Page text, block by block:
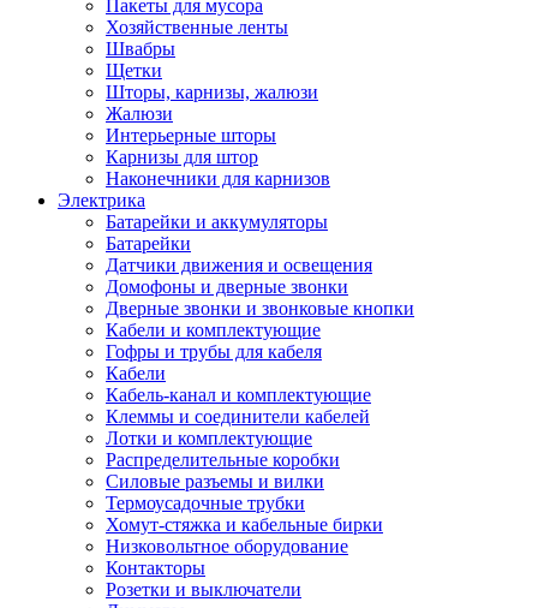
Пакеты для мусора
Хозяйственные ленты
Швабры
Щетки
Шторы, карнизы, жалюзи
Жалюзи
Интерьерные шторы
Карнизы для штор
Наконечники для карнизов
Электрика
Батарейки и аккумуляторы
Батарейки
Датчики движения и освещения
Домофоны и дверные звонки
Дверные звонки и звонковые кнопки
Кабели и комплектующие
Гофры и трубы для кабеля
Кабели
Кабель-канал и комплектующие
Клеммы и соединители кабелей
Лотки и комплектующие
Распределительные коробки
Силовые разъемы и вилки
Термоусадочные трубки
Хомут-стяжка и кабельные бирки
Низковольтное оборудование
Контакторы
Розетки и выключатели